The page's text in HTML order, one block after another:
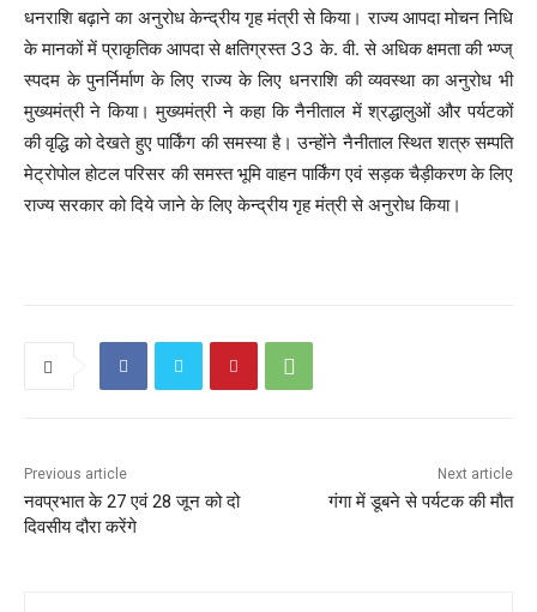
धनराशि बढ़ाने का अनुरोध केन्द्रीय गृह मंत्री से किया। राज्य आपदा मोचन निधि
के मानकों में प्राकृतिक आपदा से क्षतिग्रस्त 33 के. वी. से अधिक क्षमता की भ्ण्ज्
स्पदम के पुनर्निर्माण के लिए राज्य के लिए धनराशि की व्यवस्था का अनुरोध भी
मुख्यमंत्री ने किया। मुख्यमंत्री ने कहा कि नैनीताल में श्रद्धालुओं और पर्यटकों
की वृद्धि को देखते हुए पार्किंग की समस्या है। उन्होंने नैनीताल स्थित शत्रु सम्पति
मेट्रोपोल होटल परिसर की समस्त भूमि वाहन पार्किंग एवं सड़क चैड़ीकरण के लिए
राज्य सरकार को दिये जाने के लिए केन्द्रीय गृह मंत्री से अनुरोध किया।
Previous article
नवप्रभात के 27 एवं 28 जून को दो
दिवसीय दौरा करेंगे
Next article
गंगा में डूबने से पर्यटक की मौत